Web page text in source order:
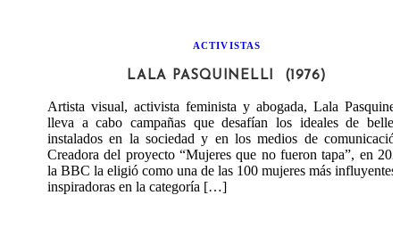
ACTIVISTAS
LALA PASQUINELLI (1976)
Artista visual, activista feminista y abogada, Lala
lleva a cabo campañas que desafían los ideales de
instalados en la sociedad y en los medios de
Creadora del proyecto “Mujeres que no fueron tapa”, en
la BBC la eligió como una de las 100 mujeres más influyentes
inspiradoras en la categoría […]